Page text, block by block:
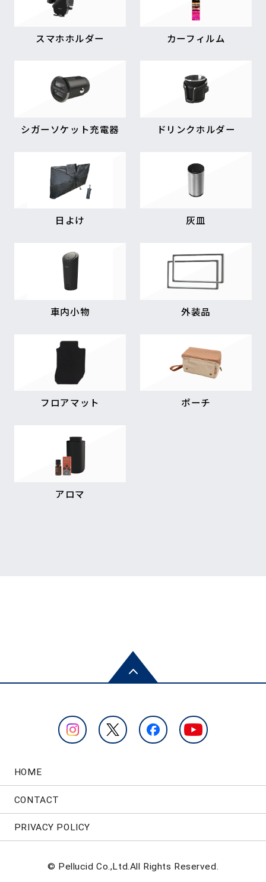
スマホホルダー カーフィルム
シガーソケット充電器 ドリンクホルダー
日よけ 灰皿
車内小物 外装品
フロアマット ポーチ
アロマ
HOME
CONTACT
PRIVACY POLICY
© Pellucid Co.,Ltd.All Rights Reserved.